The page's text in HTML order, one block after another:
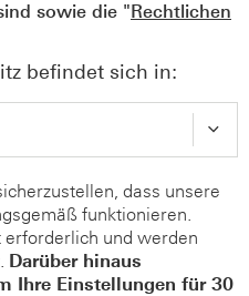
sowie die "Rechtlichen
befindet sich in:
dass unsere
funktionieren.
erforderlich und werden
Darüber hinaus
Ihre Einstellungen für 30